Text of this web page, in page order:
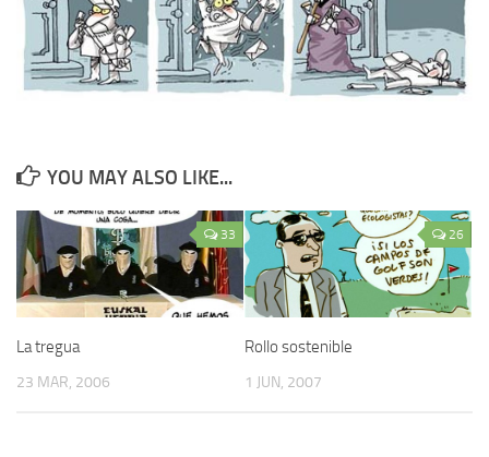
YOU MAY ALSO LIKE...
33
La tregua
23 MAR, 2006
26
Rollo sostenible
1 JUN, 2007